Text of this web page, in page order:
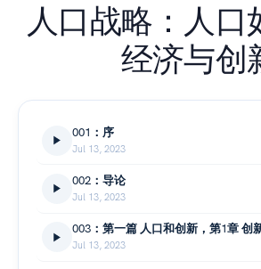
人口战略：人口
经济与创
001：序
Jul 13, 2023
002：导论
Jul 13, 2023
Jul 13, 2023